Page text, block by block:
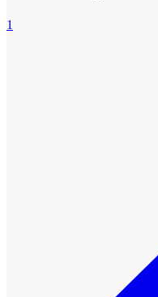
1